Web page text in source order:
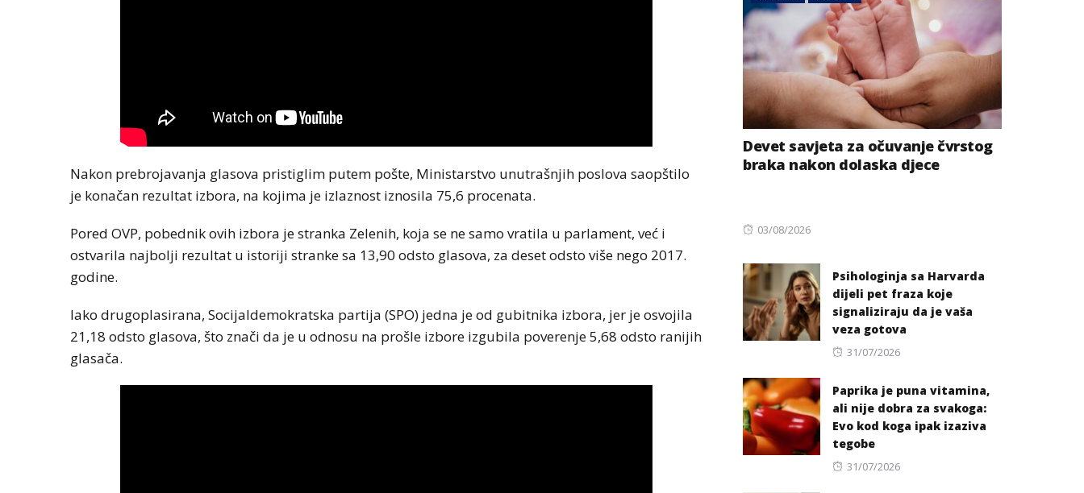
Nakon prebrojavanja glasova pristiglim putem pošte, Ministarstvo unutrašnjih poslova saopštilo
je konačan rezultat izbora, na kojima je izlaznost iznosila 75,6 procenata.
Pored OVP, pobednik ovih izbora je stranka Zelenih, koja se ne samo vratila u parlament, već i
ostvarila najbolji rezultat u istoriji stranke sa 13,90 odsto glasova, za deset odsto više nego 2017.
godine.
Iako drugoplasirana, Socijaldemokratska partija (SPO) jedna je od gubitnika izbora, jer je osvojila
21,18 odsto glasova, što znači da je u odnosu na prošle izbore izgubila poverenje 5,68 odsto ranijih
glasača.
Devet savjeta za očuvanje čvrstog
braka nakon dolaska djece
Posted
03/08/2026
Psihologinja sa Harvarda
dijeli pet fraza koje
signaliziraju da je vaša
veza gotova
Posted
31/07/2026
Paprika je puna vitamina,
ali nije dobra za svakoga:
Evo kod koga ipak izaziva
tegobe
Posted
31/07/2026